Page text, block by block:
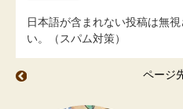
日本語が含まれない投稿は無
い。（スパム対策）
ページ